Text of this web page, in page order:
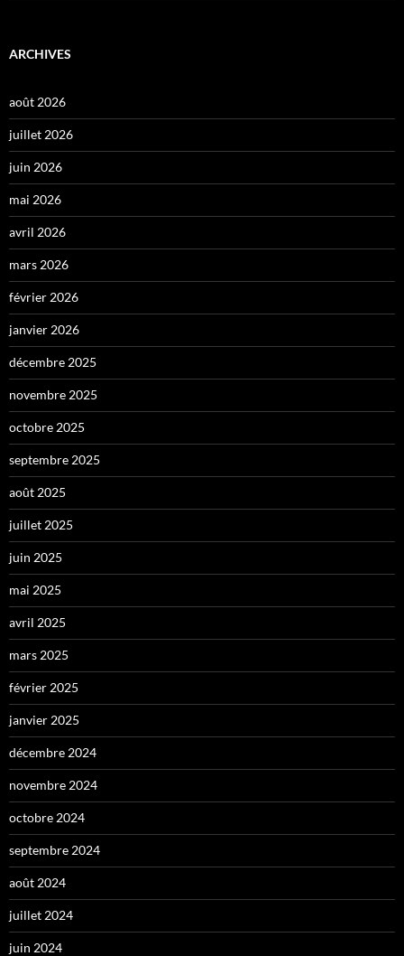
ARCHIVES
août 2026
juillet 2026
juin 2026
mai 2026
avril 2026
mars 2026
février 2026
janvier 2026
décembre 2025
novembre 2025
octobre 2025
septembre 2025
août 2025
juillet 2025
juin 2025
mai 2025
avril 2025
mars 2025
février 2025
janvier 2025
décembre 2024
novembre 2024
octobre 2024
septembre 2024
août 2024
juillet 2024
juin 2024